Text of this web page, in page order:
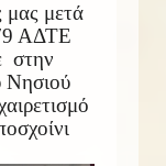
μας μετά
ΑΔΤΕ
στην
Νησιού